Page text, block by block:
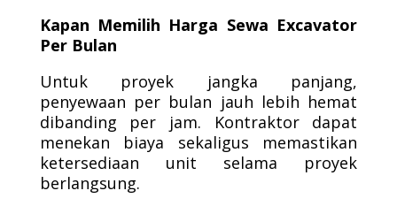
Kapan Memilih Harga Sewa Excavator
Per Bulan
Untuk proyek jangka panjang,
penyewaan per bulan jauh lebih hemat
dibanding per jam. Kontraktor dapat
menekan biaya sekaligus memastikan
ketersediaan unit selama proyek
berlangsung.